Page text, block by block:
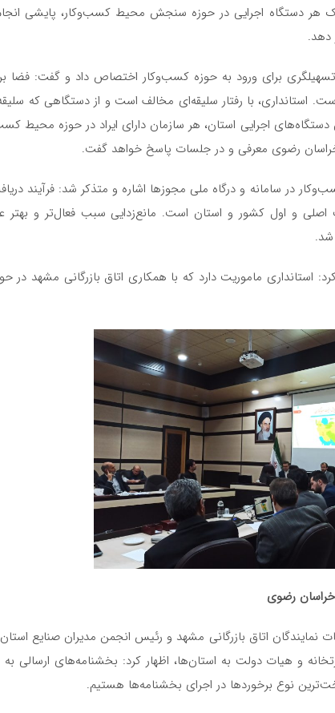
هر دستگاه اجرایی در حوزه سنجش محیط کسب‌وکار، پایشی
دهد.
برای ورود به حوزه کسب‌وکار اختصاص داد و گفت: فضا
با رفتار سلیقه‌ای مخالف است و از دستگاهی که
اجرایی استان، هر سازمان دارای ایراد در حوزه محیط
رضوی معرفی و در جلسات پاسخ خواهد گفت.
در سامانه و درگاه ملی مجوزها اشاره و متذکر شد: فرآیند
اصلی و اول کشور و استان است. مانع‌زدایی سبب فعال‌تر و بهتر
ماموریت دارد که با همکاری اتاق بازرگانی مشهد در
رضوی
اتاق بازرگانی مشهد و رئیس انجمن مدیران صنایع استان
و هیات دولت به استان‌ها، اظهار کرد: بخشنامه‌های ارسالی به
نوع برخوردها در اجرای بخشنامه‌ها هستیم.